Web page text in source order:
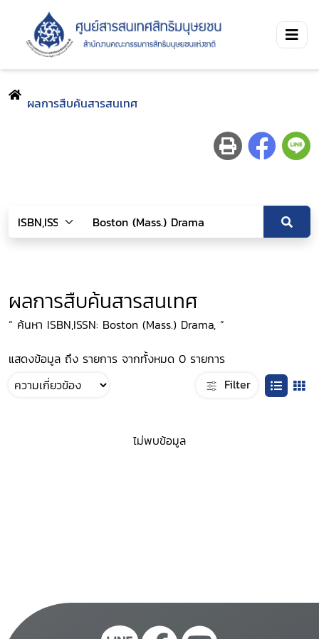
ผลการสืบค้นสารสนเทศ
ผลการสืบค้นสารสนเทศ
“ ค้นหา ISBN,ISSN: Boston (Mass.) Drama, ”
แสดงข้อมูล ถึง รายการ จากทั้งหมด 0 รายการ
Filter
ไม่พบข้อมูล